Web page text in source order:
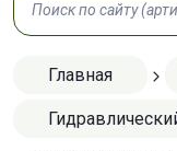
Главная